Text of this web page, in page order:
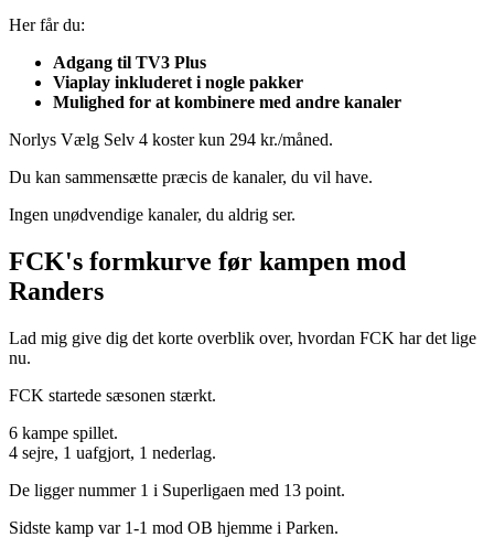
Her får du:
Adgang til TV3 Plus
Viaplay inkluderet i nogle pakker
Mulighed for at kombinere med andre kanaler
Norlys Vælg Selv 4 koster kun 294 kr./måned.
Du kan sammensætte præcis de kanaler, du vil have.
Ingen unødvendige kanaler, du aldrig ser.
FCK's formkurve før kampen mod
Randers
Lad mig give dig det korte overblik over, hvordan FCK har det lige
nu.
FCK startede sæsonen stærkt.
6 kampe spillet.
4 sejre, 1 uafgjort, 1 nederlag.
De ligger nummer 1 i Superligaen med 13 point.
Sidste kamp var 1-1 mod OB hjemme i Parken.